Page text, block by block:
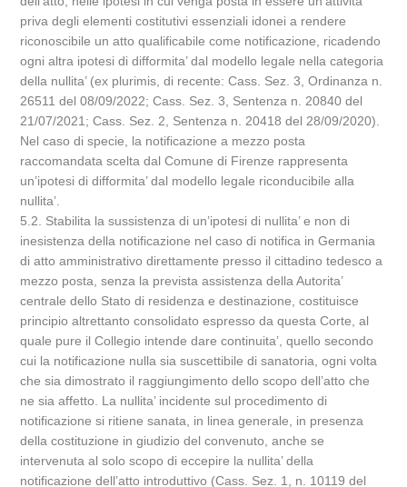
priva degli elementi costitutivi essenziali idonei a rendere
riconoscibile un atto qualificabile come notificazione, ricadendo
ogni altra ipotesi di difformita’ dal modello legale nella categoria
della nullita’ (ex plurimis, di recente: Cass. Sez. 3, Ordinanza n.
26511 del 08/09/2022; Cass. Sez. 3, Sentenza n. 20840 del
21/07/2021; Cass. Sez. 2, Sentenza n. 20418 del 28/09/2020).
Nel caso di specie, la notificazione a mezzo posta
raccomandata scelta dal Comune di Firenze rappresenta
un’ipotesi di difformita’ dal modello legale riconducibile alla
nullita’.
5.2. Stabilita la sussistenza di un’ipotesi di nullita’ e non di
inesistenza della notificazione nel caso di notifica in Germania
di atto amministrativo direttamente presso il cittadino tedesco a
mezzo posta, senza la prevista assistenza della Autorita’
centrale dello Stato di residenza e destinazione, costituisce
principio altrettanto consolidato espresso da questa Corte, al
quale pure il Collegio intende dare continuita’, quello secondo
cui la notificazione nulla sia suscettibile di sanatoria, ogni volta
che sia dimostrato il raggiungimento dello scopo dell’atto che
ne sia affetto. La nullita’ incidente sul procedimento di
notificazione si ritiene sanata, in linea generale, in presenza
della costituzione in giudizio del convenuto, anche se
intervenuta al solo scopo di eccepire la nullita’ della
notificazione dell’atto introduttivo (Cass. Sez. 1, n. 10119 del